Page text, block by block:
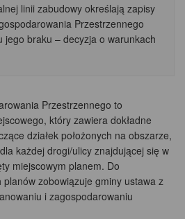
linii zabudowy określają zapisy
Przestrzennego
jego braku – decyzja o warunkach
Przestrzennego to
który zawiera dokładne
działek położonych na obszarze,
każdej drogi/ulicy znajdującej się w
miejscowym planem. Do
zobowiązuje gminy ustawa z
i zagospodarowaniu